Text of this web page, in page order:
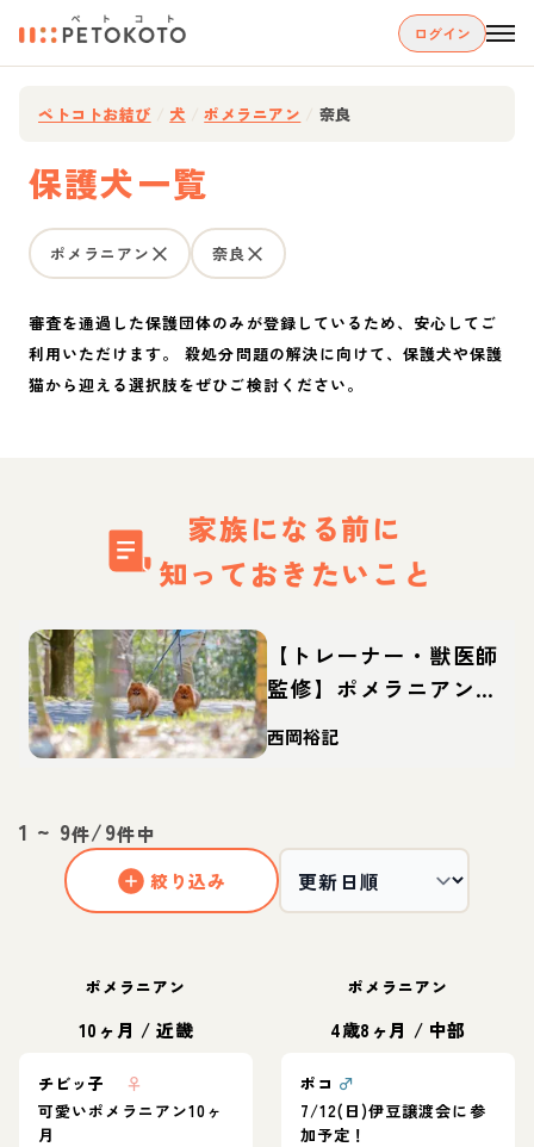
ログイン
ペトコトお結び 犬 ポメラニアン 奈良
保護犬一覧
ポメラニアン 奈良
審査を通過した保護団体のみが登録しているため、安心してご
利用いただけます。 殺処分問題の解決に向けて、保護犬や保護
猫から迎える選択肢をぜひご検討ください。
家族になる前に
知っておきたいこと
【トレーナー・獣医師
監修】ポメラニアンっ
てどんな犬？性格・特
徴・育て方・迎え方
西岡裕記
1 ~ 9件/9件中
絞り込み
ポメラニアン
10ヶ月 / 近畿
チビッ子
♀
可愛いポメラニアン10ヶ
月
ポメラニアン
4歳8ヶ月 / 中部
ポコ ♂
7/12(日)伊豆譲渡会に参
加予定！